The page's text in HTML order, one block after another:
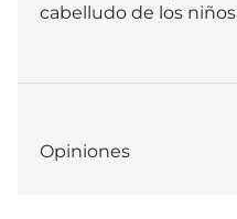
cabelludo de los niños
Opiniones